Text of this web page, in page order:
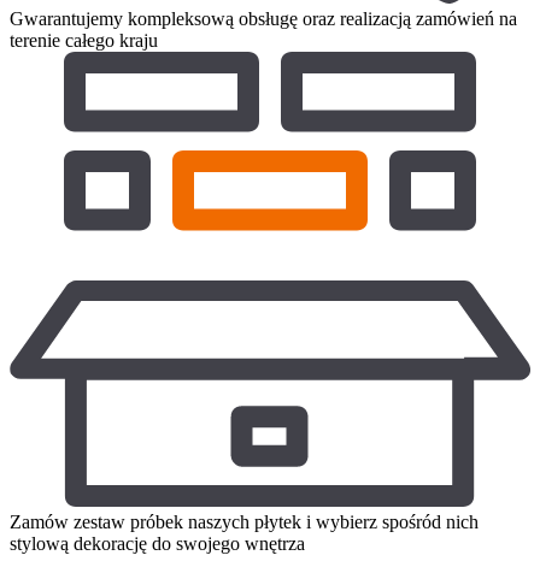
Gwarantujemy kompleksową obsługę oraz realizacją zamówień na
terenie całego kraju
Zamów zestaw próbek naszych płytek i wybierz spośród nich
stylową dekorację do swojego wnętrza